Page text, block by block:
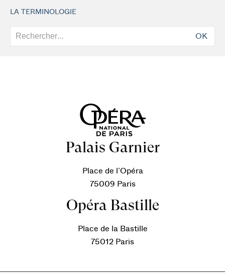
LA TERMINOLOGIE
OK
Palais Garnier
Place de l’Opéra
75009 Paris
Opéra Bastille
Place de la Bastille
75012 Paris